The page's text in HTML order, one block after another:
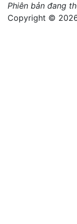
Phiên bản đang
Copyright ©